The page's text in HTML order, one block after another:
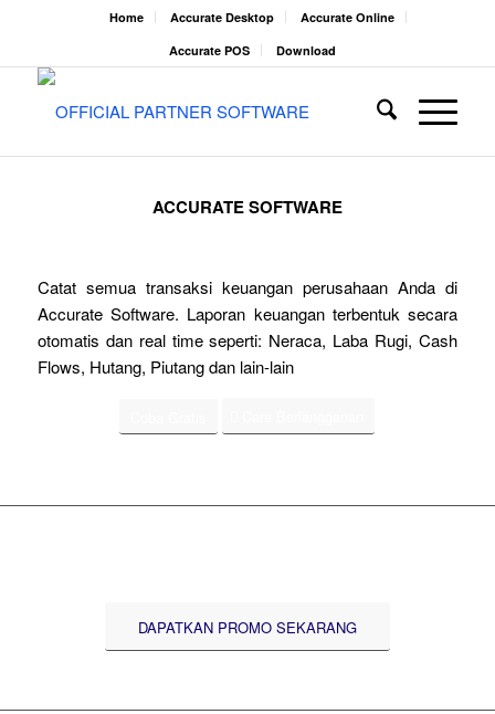
Home Accurate Desktop
Accurate Online
Accurate POS
Download
ACCURATE SOFTWARE
Catat semua transaksi keuangan perusahaan Anda di
Accurate Software. Laporan keuangan terbentuk secara
otomatis dan real time seperti: Neraca, Laba Rugi, Cash
Flows, Hutang, Piutang dan lain-lain
DAPATKAN PROMO SEKARANG